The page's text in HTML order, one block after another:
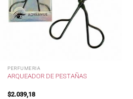
PERFUMERIA
ARQUEADOR DE PESTAÑAS
$2.039,18